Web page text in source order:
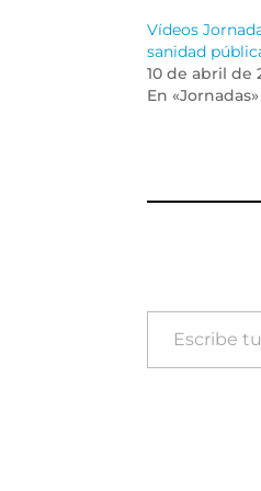
Vídeos
sanidad
10 de abril de
En «Jornadas»
Escribe tu correo electrónico…